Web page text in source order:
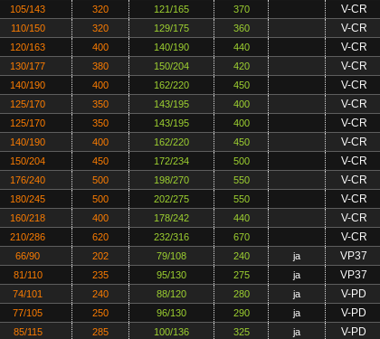
105/143 320 121/165 370 V-CR
110/150 320 129/175 360 V-CR
120/163 400 140/190 440 V-CR
130/177 380 150/204 420 V-CR
140/190 400 162/220 450 V-CR
125/170 350 143/195 400 V-CR
125/170 350 143/195 400 V-CR
140/190 400 162/220 450 V-CR
150/204 450 172/234 500 V-CR
176/240 500 198/270 550 V-CR
180/245 500 202/275 550 V-CR
160/218 400 178/242 440 V-CR
210/286 620 232/316 670 V-CR
66/90 202 79/108 240 ja VP37
81/110 235 95/130 275 ja VP37
74/101 240 88/120 280 ja V-PD
77/105 250 96/130 290 ja V-PD
85/115 285 100/136 325 ja V-PD